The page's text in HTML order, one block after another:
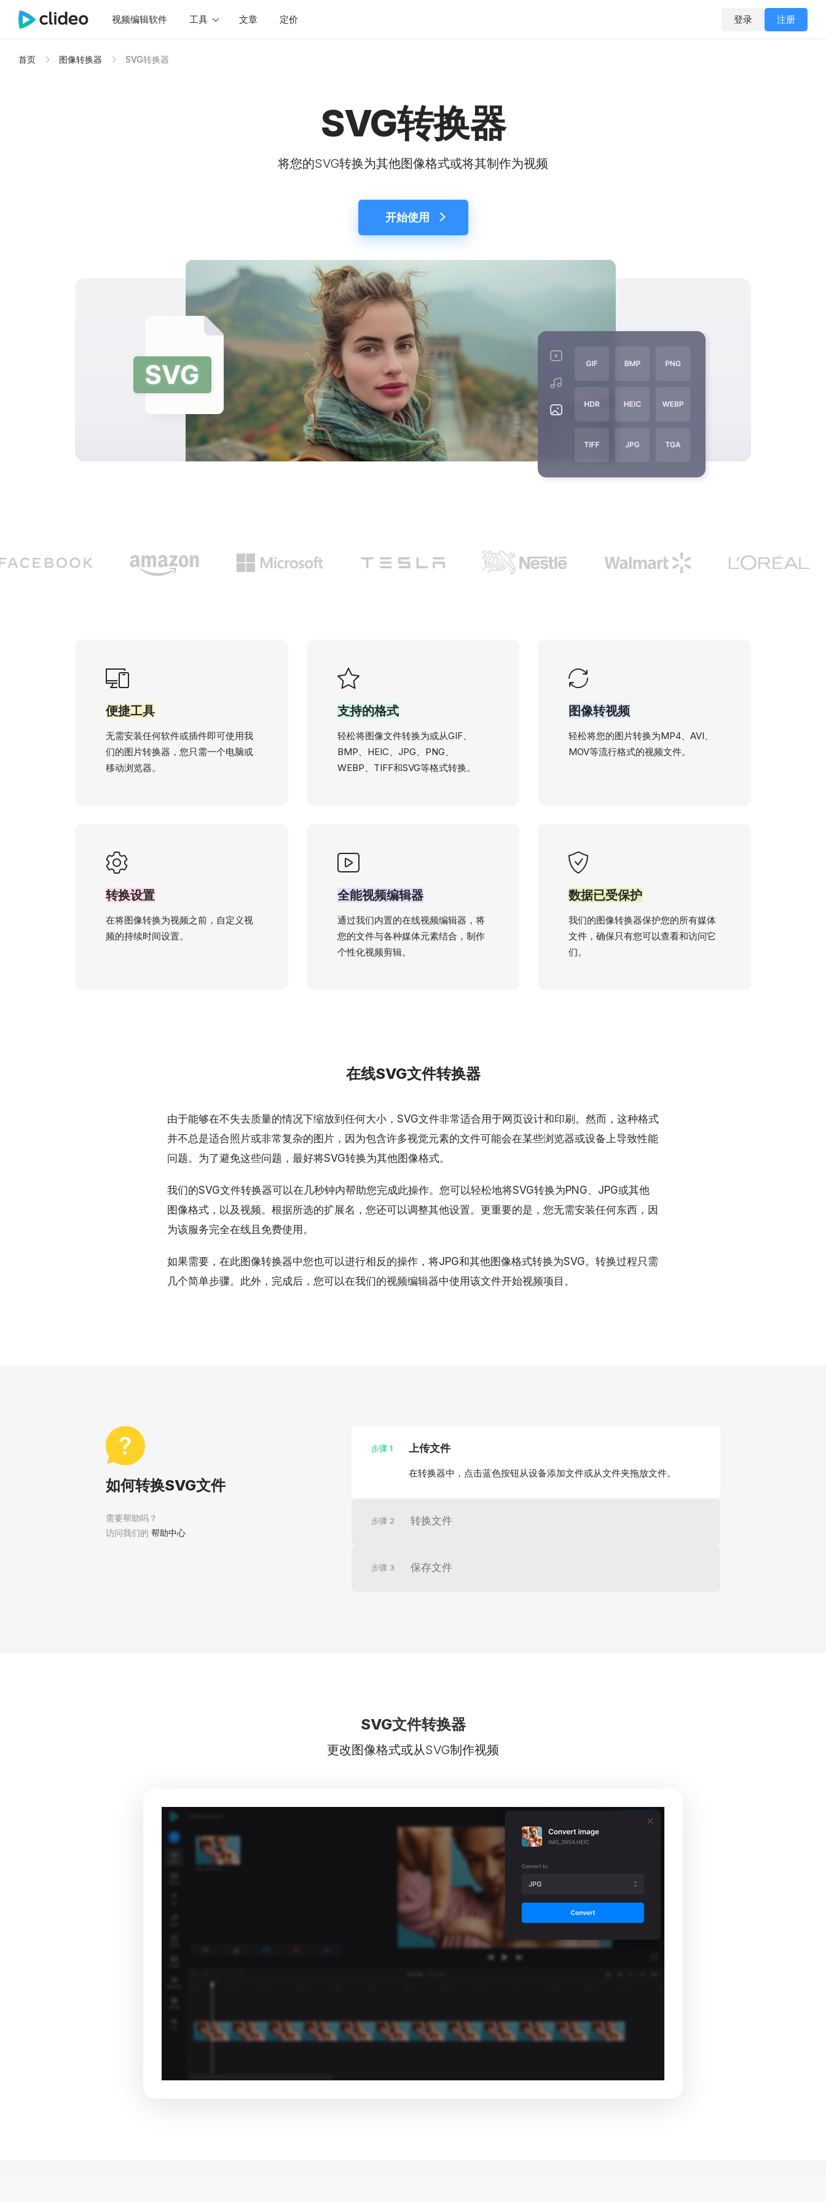
视频编辑软件 工具 文章 定价 登录 注册
首页 图像转换器 SVG转换器
SVG转换器
将您的SVG转换为其他图像格式或将其制作为视频
开始使用
便捷工具
无需安装任何软件或插件即可使用我
们的图片转换器，您只需一个电脑或
移动浏览器。
支持的格式
轻松将图像文件转换为或从GIF、
BMP、HEIC、JPG、PNG、
WEBP、TIFF和SVG等格式转换。
图像转视频
轻松将您的图片转换为MP4、AVI、
MOV等流行格式的视频文件。
转换设置
在将图像转换为视频之前，自定义视
频的持续时间设置。
全能视频编辑器
通过我们内置的在线视频编辑器，将
您的文件与各种媒体元素结合，制作
个性化视频剪辑。
数据已受保护
我们的图像转换器保护您的所有媒体
文件，确保只有您可以查看和访问它
们。
在线SVG文件转换器
由于能够在不失去质量的情况下缩放到任何大小，SVG文件非常适合用于网页设计和印刷。然而，这种格式
并不总是适合照片或非常复杂的图片，因为包含许多视觉元素的文件可能会在某些浏览器或设备上导致性能
问题。为了避免这些问题，最好将SVG转换为其他图像格式。
我们的SVG文件转换器可以在几秒钟内帮助您完成此操作。您可以轻松地将SVG转换为PNG、JPG或其他
图像格式，以及视频。根据所选的扩展名，您还可以调整其他设置。更重要的是，您无需安装任何东西，因
为该服务完全在线且免费使用。
如果需要，在此图像转换器中您也可以进行相反的操作，将JPG和其他图像格式转换为SVG。转换过程只需
几个简单步骤。此外，完成后，您可以在我们的视频编辑器中使用该文件开始视频项目。
如何转换SVG文件
需要帮助吗？
访问我们的 帮助中心
步骤 1 上传文件
在转换器中，点击蓝色按钮从设备添加文件或从文件夹拖放文件。
步骤 2 转换文件
步骤 3 保存文件
SVG文件转换器
更改图像格式或从SVG制作视频